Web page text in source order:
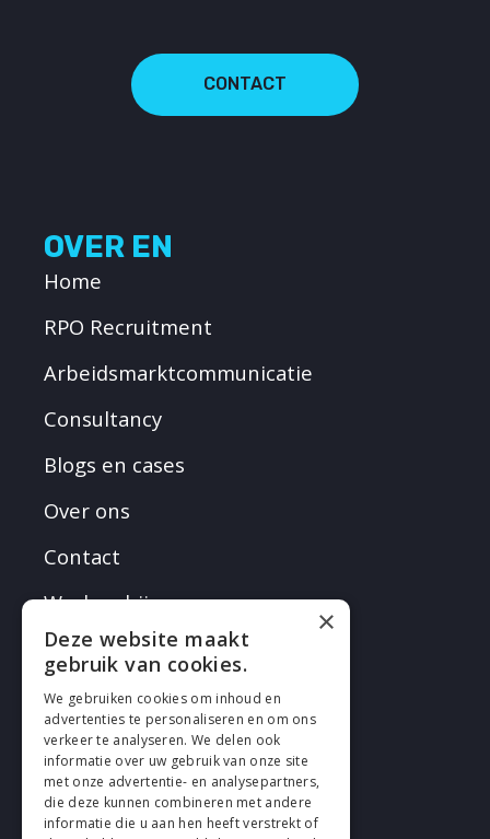
CONTACT
OVER EN
Home
RPO Recruitment
Arbeidsmarktcommunicatie
Consultancy
Blogs en cases
Over ons
Contact
Werken bij
VOLG EN
×
Deze website maakt
gebruik van cookies.
We gebruiken cookies om inhoud en
advertenties te personaliseren en om ons
verkeer te analyseren. We delen ook
informatie over uw gebruik van onze site
met onze advertentie- en analysepartners,
die deze kunnen combineren met andere
informatie die u aan hen heeft verstrekt of